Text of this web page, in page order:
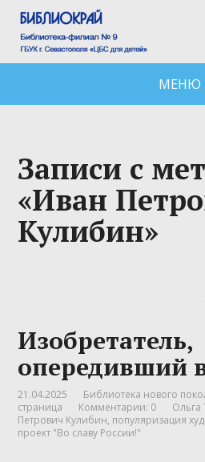
МЕНЮ
Записи с
«Иван
Кулибин»
Изобретатель,
опередивший
21.04.2025 Библиотека нового
страница
Комментарии: 0 Ольга
Петрович Кулибин, популяризация
проект "Во славу России!"